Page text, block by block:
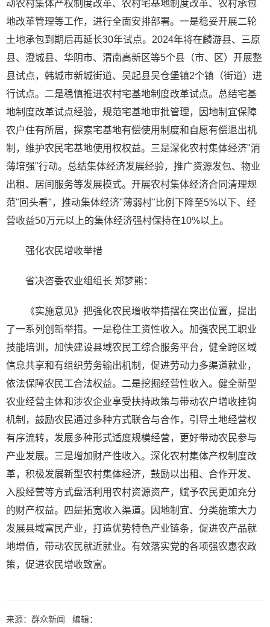
动农村集体产权制度改革、农村宅基地制度改革、农村承包
地改革管理等工作，进行全面安排部署。一是稳妥开展二轮
土地承包到期后再延长30年试点。2024年将在麟游县、三原
县、澄城县、华阴市、渭南高新区等5个县（市、区）开展整
县试点，韩城市新城街道、吴起县吴仓堡镇2个镇（街道）进
行试点。二是稳慎推进农村宅基地制度改革试点。总结宅基
地制度改革试点经验，规范宅基地审批管理，因地制宜保障
农户住有所居，探索宅基地有偿使用制度和自愿有偿退出机
制，维护农民宅基地使用权权益。三是深化农村集体经济"消
薄培强"行动。总结集体经济发展经验，推广资源发包、物业
出租、居间服务等发展模式。开展农村集体经济合同清理规
范"回头看"，推动集体经济"薄弱村"比例下降至5%以下、经
营收益50万元以上的集体经济强村保持在10%以上。
强化农民增收举措
省决咨委农业组组长 郑梦熊：
《实施意见》把强化农民增收举措摆在突出位置，提出
了一系列创新举措。一是稳住工资性收入。加强农民工职业
技能培训，加快建设县域农民工综合服务平台，健全跨区域
信息共享和有组织劳务输出机制，促进劳动力多渠道就业，
依法保障农民工合法权益。二是挖掘经营性收入。健全新型
农业经营主体和涉农企业享受扶持政策与带动农户增收挂钩
机制，鼓励农民通过多种方式联合与合作，引导土地经营权
有序流转，发展多种形式适度规模经营，更好带动农民参与
产业发展。三是增加财产性收入。深化农村集体产权制度改
革，积极发展新型农村集体经济，鼓励以出租、合作开发、
入股经营等方式盘活利用农村资源资产，赋予农民更加充分
的财产权益。四是拓宽收入渠道。因地制宜、分类施策大力
发展县域富民产业，打造优势特色产业链条，促进农产品就
地增值，带动农民就近就业。有效落实党的各项强农惠农政
策，促进农民增收致富。
来源：群众新闻 编辑：